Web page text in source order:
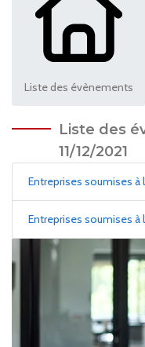
Liste des évènements
Liste des
11/12/2021
Entreprises soumises à
Entreprises soumises à